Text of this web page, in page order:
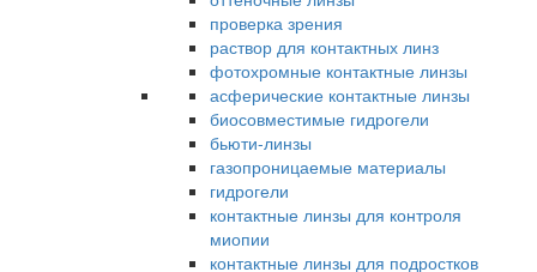
проверка зрения
раствор для контактных линз
фотохромные контактные линзы
асферические контактные линзы
биосовместимые гидрогели
бьюти-линзы
газопроницаемые материалы
гидрогели
контактные линзы для контроля
миопии
контактные линзы для подростков